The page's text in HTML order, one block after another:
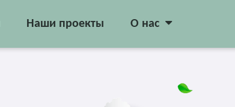
Наши проекты О нас